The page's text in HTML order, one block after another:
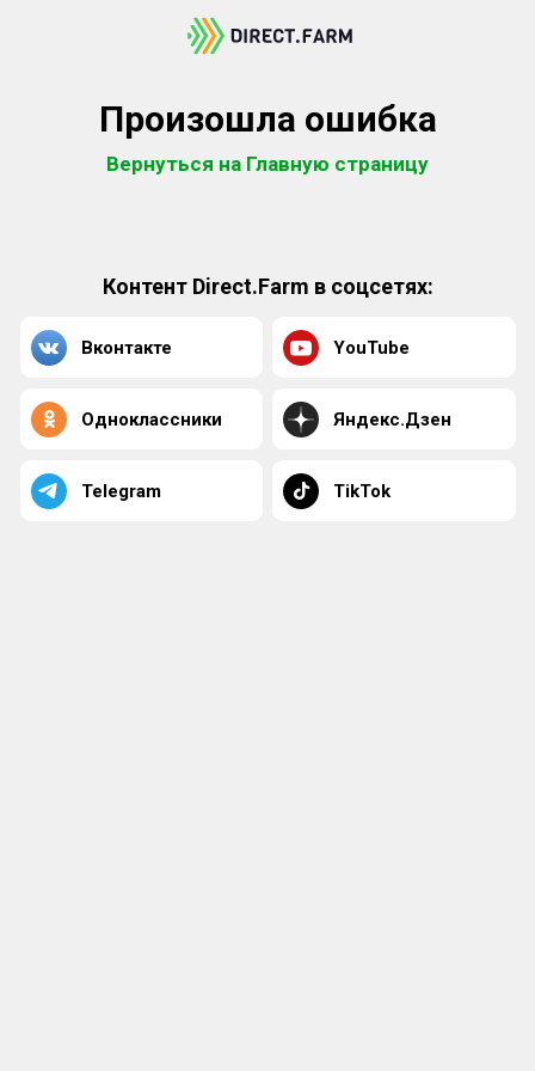
Произошла ошибка
Вернуться на Главную страницу
Контент Direct.Farm в соцсетях:
Вконтакте YouTube
Одноклассники Яндекс.Дзен
Telegram TikTok